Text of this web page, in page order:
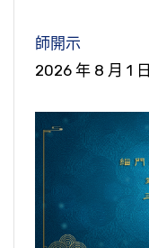
師開示
2026 年 8 月 1 日